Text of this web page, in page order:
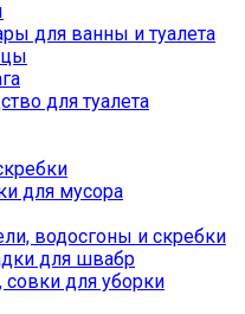
для ванны и туалета
для туалета
для мусора
водосгоны и скребки
для швабр
для уборки